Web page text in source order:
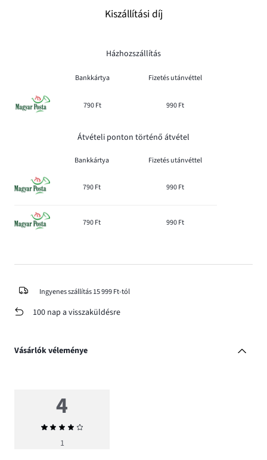
Kiszállítási díj
Házhozszállítás
Bankkártya Fizetés utánvéttel
790 Ft 990 Ft
Átvételi ponton történő átvétel
Bankkártya Fizetés utánvéttel
790 Ft 990 Ft
790 Ft 990 Ft
Ingyenes szállítás 15 999 Ft-tól
100 nap a visszaküldésre
Vásárlók véleménye
4
Átlagos
értékelés
1